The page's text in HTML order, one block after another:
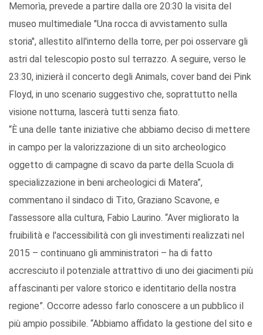
Memorìa, prevede a partire dalla ore 20:30 la visita del
museo multimediale "Una rocca di avvistamento sulla
storia", allestito all'interno della torre, per poi osservare gli
astri dal telescopio posto sul terrazzo. A seguire, verso le
23:30, inizierà il concerto degli Animals, cover band dei Pink
Floyd, in uno scenario suggestivo che, soprattutto nella
visione notturna, lascerà tutti senza fiato.
“È una delle tante iniziative che abbiamo deciso di mettere
in campo per la valorizzazione di un sito archeologico
oggetto di campagne di scavo da parte della Scuola di
specializzazione in beni archeologici di Matera”,
commentano il sindaco di Tito, Graziano Scavone, e
l’assessore alla cultura, Fabio Laurino. “Aver migliorato la
fruibilità e l'accessibilità con gli investimenti realizzati nel
2015 – continuano gli amministratori – ha di fatto
accresciuto il potenziale attrattivo di uno dei giacimenti più
affascinanti per valore storico e identitario della nostra
regione”. Occorre adesso farlo conoscere a un pubblico il
più ampio possibile. “Abbiamo affidato la gestione del sito e